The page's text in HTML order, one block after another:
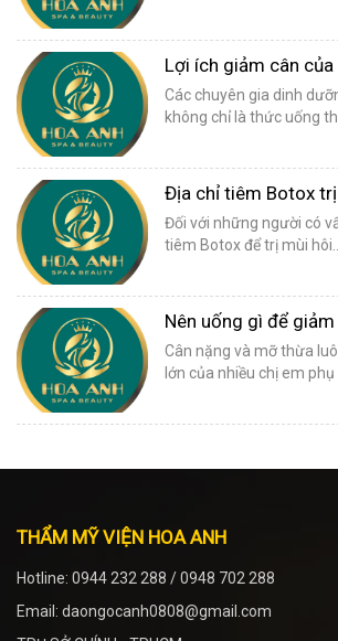
Lợi ích giảm cân của
Các chuyên gia dinh
không chỉ là thức uống
Địa chỉ tiêm Botox trị
Đối với những người có
tiêm Botox để trị mùi hôi...
Nên uống gì để giảm
Cân nặng và mỡ thừa
lớn của nhiều chị em phụ
THẨM MỸ VIỆN HOA ANH
Hotline: 0944 232 288 / 0948 702 288
Email: daongocanh0808@gmail.com